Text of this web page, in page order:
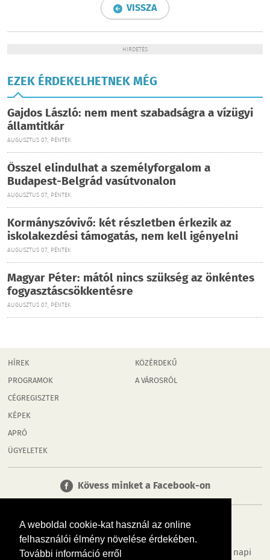
A weboldal cookie-kat használ az online
felhasználói élmény növelése érdekében.
További információ erről
VISSZA
HIRDETÉS
EZEK ÉRDEKELHETNEK MÉG
Gajdos László: nem ment szabadságra a vízügyi
államtitkár
AUGUSZTUS 07., PÉNTEK
Ősszel elindulhat a személyforgalom a
Budapest-Belgrád vasútvonalon
AUGUSZTUS 07., PÉNTEK
Kormányszóvivő: két részletben érkezik az
iskolakezdési támogatás, nem kell igényelni
AUGUSZTUS 07., PÉNTEK
Magyar Péter: mától nincs szükség az önkéntes
fogyasztáscsökkentésre
AUGUSZTUS 07., PÉNTEK
HÍREK
PROGRAMOK
CÉGREGISZTER
KÉPEK
APRÓ
ÜGYELETEK
KÖZÉRDEKŰ
A VÁROSRÓL
Kövess minket a Facebook-on
Tudj meg többet városodról! Hírek, programok, képek, napi